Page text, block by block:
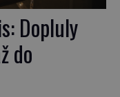
Dopluly
do